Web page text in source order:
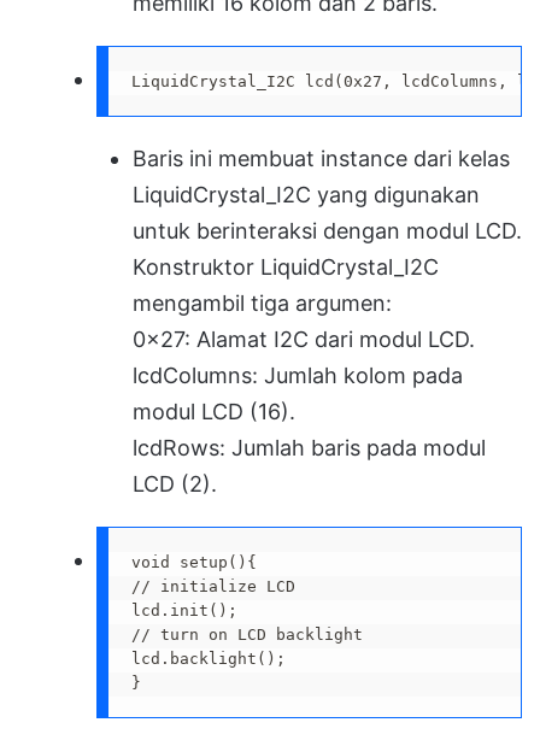
LiquidCrystal_I2C lcd(0x27, lcdColumns,
Baris ini membuat instance dari kelas
LiquidCrystal_I2C yang digunakan
untuk berinteraksi dengan modul LCD.
Konstruktor LiquidCrystal_I2C
mengambil tiga argumen:
0x27: Alamat I2C dari modul LCD.
lcdColumns: Jumlah kolom pada
modul LCD (16).
lcdRows: Jumlah baris pada modul
LCD (2).
void setup(){
// initialize LCD
lcd.init();
// turn on LCD backlight
lcd.backlight();
}